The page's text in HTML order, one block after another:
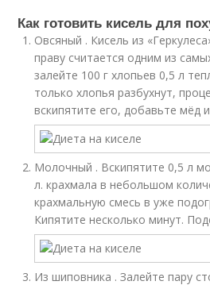
Как готовить кисель для
Овсяный . Кисель из
праву считается одним из
залейте 100 г хлопьев 0,5 л
только хлопья разбухнут,
вскипятите его, добавьте мёд
Молочный . Вскипятите 0,5 л
л. крахмала в небольшом
крахмальную смесь в уже
Кипятите несколько минут.
Из шиповника . Залейте пару